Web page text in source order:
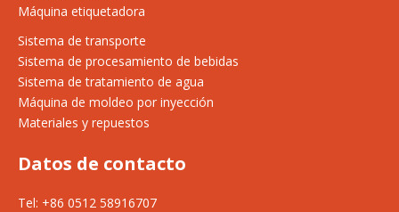
Máquina etiquetadora
Sistema de transporte
Sistema de procesamiento de bebidas
Sistema de tratamiento de agua
Máquina de moldeo por inyección
Materiales y repuestos
Datos de contacto
Tel: +86 0512 58916707